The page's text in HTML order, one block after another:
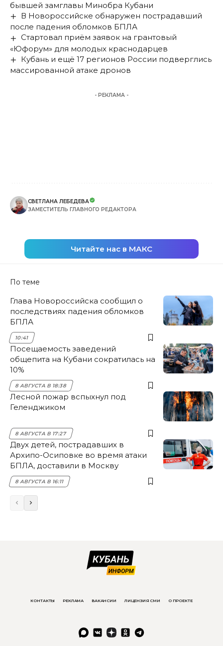
бывшей замглавы Минобра Кубани
В Новороссийске обнаружен пострадавший
после падения обломков БПЛА
Стартовал приём заявок на грантовый
«Юфорум» для молодых краснодарцев
Кубань и ещё 17 регионов России подверглись
массированной атаке дронов
- РЕКЛАМА -
СВЕТЛАНА ЛЕБЕДЕВА
ЗАМЕСТИТЕЛЬ ГЛАВНОГО РЕДАКТОРА
Читайте нас в МАКС
По теме
Глава Новороссийска сообщил о
последствиях падения обломков
БПЛА
10:41
Посещаемость заведений
общепита на Кубани сократилась на
10%
8 АВГУСТА В 18:38
Лесной пожар вспыхнул под
Геленджиком
8 АВГУСТА В 17:27
Двух детей, пострадавших в
Архипо-Осиповке во время атаки
БПЛА, доставили в Москву
8 АВГУСТА В 16:11
КОНТАКТЫ РЕКЛАМА ВАКАНСИИ ЛИЦЕНЗИЯ СМИ О ПРОЕКТЕ